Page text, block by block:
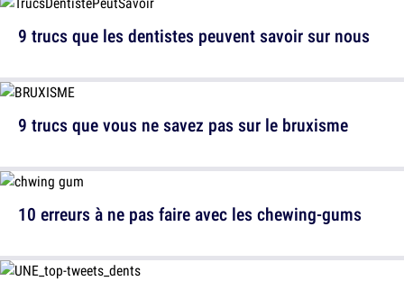
9 trucs que les dentistes peuvent savoir sur nous
10 erreurs à ne pas faire avec les chewing-gums
9 trucs que vous ne savez pas sur le bruxisme